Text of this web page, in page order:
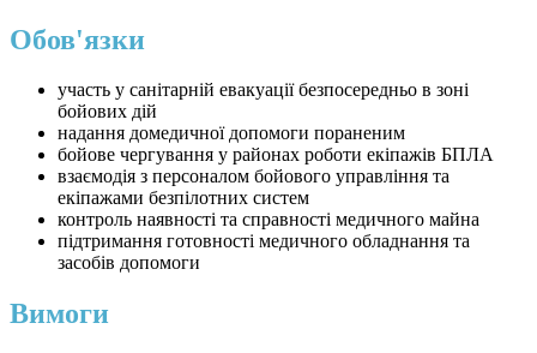
Обов'язки
участь у санітарній евакуації безпосередньо в зоні
бойових дій
надання домедичної допомоги пораненим
бойове чергування у районах роботи екіпажів БПЛА
взаємодія з персоналом бойового управління та
екіпажами безпілотних систем
контроль наявності та справності медичного майна
підтримання готовності медичного обладнання та
засобів допомоги
Вимоги